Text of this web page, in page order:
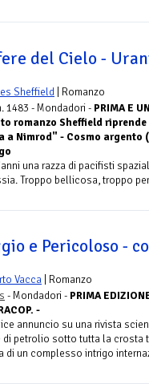
del Cielo -
Sheffield | Romanzo
1483 - Mondadori - PRIMA E
romanzo Sheffield
a Nimrod" - Cosmo argento
una razza di pacifisti
Troppo bellicosa, troppo
e Pericoloso -
Vacca | Romanzo
- Mondadori - PRIMA
-
annuncio su una rivista
di petrolio sotto tutta la crosta
di un complesso intrigo